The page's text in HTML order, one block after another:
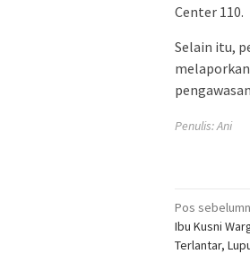
Center 110.
Selain itu,
Penulis: Ani
pos
Pos
Ibu Kusni
Terlantar,